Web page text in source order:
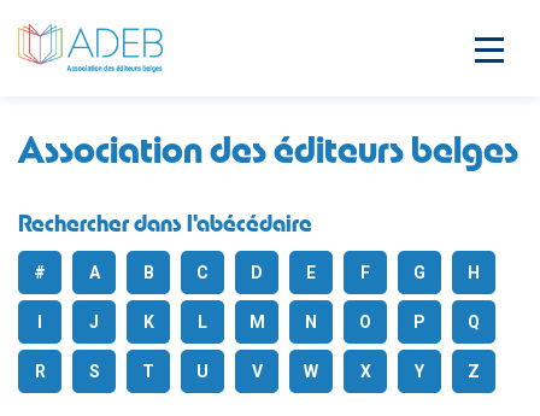
Association des éditeurs belges
Rechercher dans l'abécédaire
# A B C D E F G H
J K L M N O P Q
R S T U V W X Y Z